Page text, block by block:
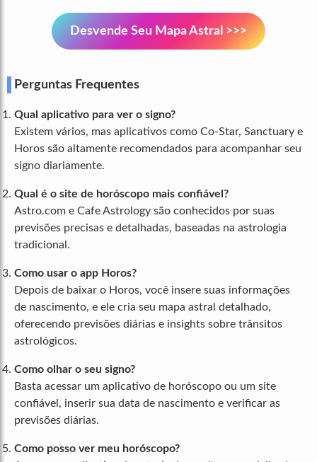
Desvende Seu Mapa Astral >>>
Perguntas Frequentes
Qual aplicativo para ver o signo?
Existem vários, mas aplicativos como Co-Star, Sanctuary e
Horos são altamente recomendados para acompanhar seu
signo diariamente.
Qual é o site de horóscopo mais confiável?
Astro.com e Cafe Astrology são conhecidos por suas
previsões precisas e detalhadas, baseadas na astrologia
tradicional.
Como usar o app Horos?
Depois de baixar o Horos, você insere suas informações
de nascimento, e ele cria seu mapa astral detalhado,
oferecendo previsões diárias e insights sobre trânsitos
astrológicos.
Como olhar o seu signo?
Basta acessar um aplicativo de horóscopo ou um site
confiável, inserir sua data de nascimento e verificar as
previsões diárias.
Como posso ver meu horóscopo?